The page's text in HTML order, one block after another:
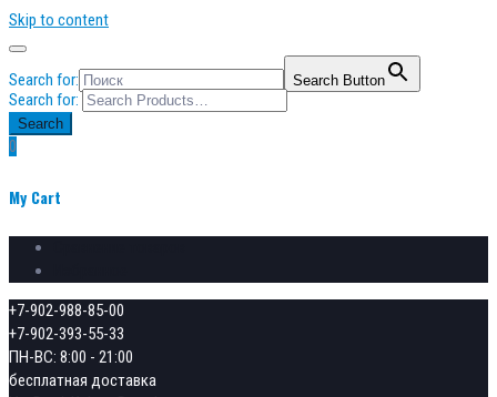
Skip to content
Search for: Search Button
Search for:
Search
0
My Cart
+7-902-988-85-00
+7-902-393-55-33
ПН-ВС: 8:00 - 21:00
бесплатная доставка